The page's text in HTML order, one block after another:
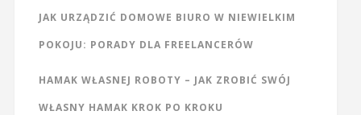
JAK URZĄDZIĆ DOMOWE BIURO W NIEWIELKIM
POKOJU: PORADY DLA FREELANCERÓW
HAMAK WŁASNEJ ROBOTY – JAK ZROBIĆ SWÓJ
WŁASNY HAMAK KROK PO KROKU